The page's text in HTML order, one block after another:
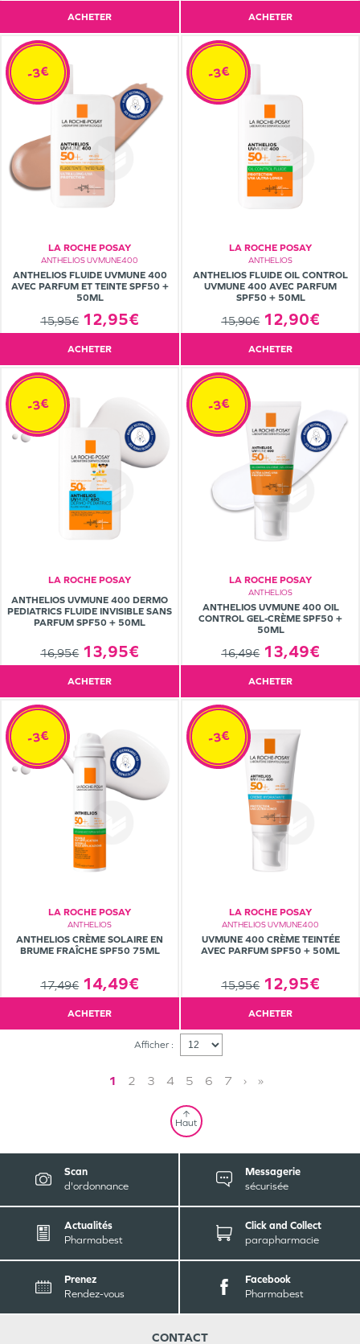
ACHETER ACHETER
LA ROCHE POSAY
ANTHELIOS UVMUNE400
ANTHELIOS FLUIDE UVMUNE 400
AVEC PARFUM ET TEINTE SPF50 +
50ML
15,95€ 12,95€
-3€
ACHETER
LA ROCHE POSAY
ANTHELIOS
ANTHELIOS FLUIDE OIL CONTROL
UVMUNE 400 AVEC PARFUM
SPF50 + 50ML
15,90€ 12,90€
-3€
ACHETER
LA ROCHE POSAY
ANTHELIOS UVMUNE 400 DERMO
PEDIATRICS FLUIDE INVISIBLE SANS
PARFUM SPF50 + 50ML
16,95€ 13,95€
-3€
ACHETER
LA ROCHE POSAY
ANTHELIOS
ANTHELIOS UVMUNE 400 OIL
CONTROL GEL-CRÈME SPF50 +
50ML
16,49€ 13,49€
-3€
ACHETER
LA ROCHE POSAY
ANTHELIOS
ANTHELIOS CRÈME SOLAIRE EN
BRUME FRAÎCHE SPF50 75ML
17,49€ 14,49€
-3€
ACHETER
LA ROCHE POSAY
ANTHELIOS UVMUNE400
UVMUNE 400 CRÈME TEINTÉE
AVEC PARFUM SPF50 + 50ML
15,95€ 12,95€
-3€
ACHETER
Afficher :
1 2 3 4 5 6 7 › »
Haut
Scan
d'ordonnance
Messagerie
sécurisée
Actualités
Pharmabest
Click and Collect
parapharmacie
Prenez
Rendez-vous
Facebook
Pharmabest
CONTACT